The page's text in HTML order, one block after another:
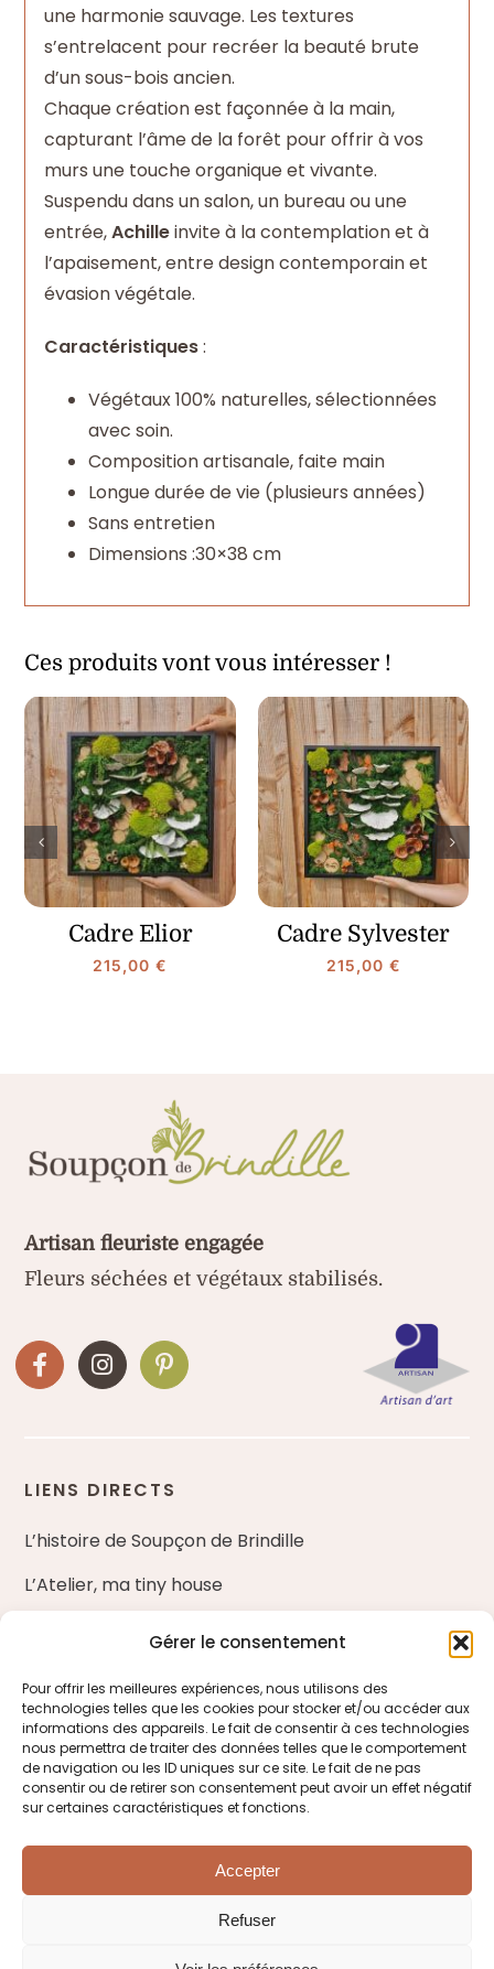
Gérer le consentement
Pour offrir les meilleures expériences, nous utilisons des
technologies telles que les cookies pour stocker et/ou accéder aux
informations des appareils. Le fait de consentir à ces technologies
nous permettra de traiter des données telles que le comportement
de navigation ou les ID uniques sur ce site. Le fait de ne pas
consentir ou de retirer son consentement peut avoir un effet négatif
sur certaines caractéristiques et fonctions.
Accepter
Refuser
une harmonie sauvage. Les textures
s’entrelacent pour recréer la beauté brute
d’un sous-bois ancien.
Chaque création est façonnée à la main,
capturant l’âme de la forêt pour offrir à vos
murs une touche organique et vivante.
Suspendu dans un salon, un bureau ou une
entrée,Achilleinvite à la contemplation et à
l’apaisement, entre design contemporain et
évasion végétale.
Caractéristiques:
Végétaux 100% naturelles, sélectionnées
avec soin.
Composition artisanale, faite main
Longue durée de vie (plusieurs années)
Sans entretien
Dimensions :30×38 cm
Ces produits vont vous intéresser !
Cadre Elior
215,00€
Cadre Sylvester
215,00 €
Artisan fleuriste engagée
Fleurs séchées et végétaux stabilisés.
LIENS DIRECTS
L’histoire de Soupçon de Brindille
L’Atelier, ma tiny house
Nos ateliers d’art floral
Entreprises et fleuristes
ME CONTACTER
Tél. : 06 85 65 32 64